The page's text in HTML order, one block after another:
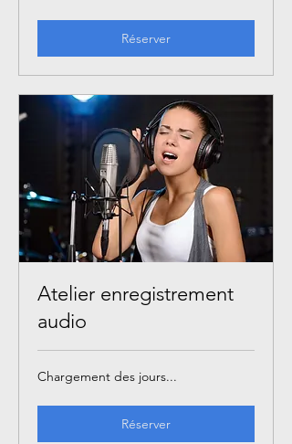
Réserver
Atelier enregistrement
audio
Chargement des jours...
Réserver